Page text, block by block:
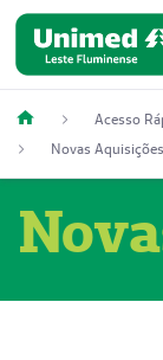
Acesso
Novas Aquisições